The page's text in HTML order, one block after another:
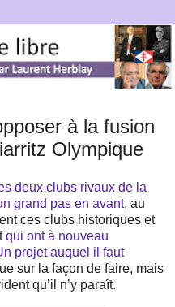
à la fusion
Olympique
deux clubs rivaux de la
grand pas en avant, au
ces clubs historiques et
qui ont à nouveau
projet auquel il faut
sur la façon de faire, mais
qu’il n’y paraît.